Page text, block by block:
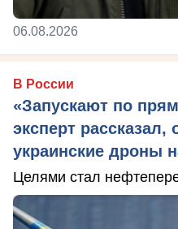
06.08.2026
В России
«Запускают по
эксперт рассказал,
украинские дроны
Целями стал